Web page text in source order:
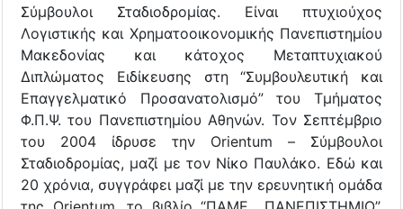
Σύμβουλοι Σταδιοδρομίας. Είναι πτυχιούχος
Λογιστικής και Χρηματοοικονομικής Πανεπιστημίου
Μακεδονίας και κάτοχος Μεταπτυχιακού
Διπλώματος Ειδίκευσης στη “Συμβουλευτική και
Επαγγελματικό Προσανατολισμό” του Τμήματος
Φ.Π.Ψ. του Πανεπιστημίου Αθηνών. Τον Σεπτέμβριο
του 2004 ίδρυσε την Orientum – Σύμβουλοι
Σταδιοδρομίας, μαζί με τον Νίκο Παυλάκο. Εδώ και
20 χρόνια, συγγράφει μαζί με την ερευνητική ομάδα